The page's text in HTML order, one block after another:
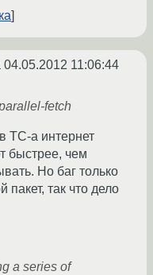
04.05.2012 11:06:44
fetch
ТС-а интернет
быстрее, чем
Но баг только
пакет, так что дело
a series of